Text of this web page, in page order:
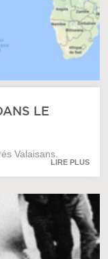
LE
Valaisans.
LIRE PLUS